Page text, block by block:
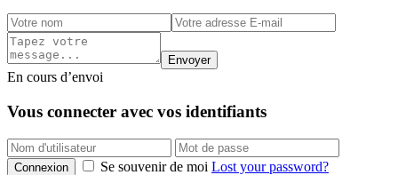
Envoyer
En cours d’envoi
Vous connecter avec vos identifiants
Connexion Se souvenir de moi Lost your password?